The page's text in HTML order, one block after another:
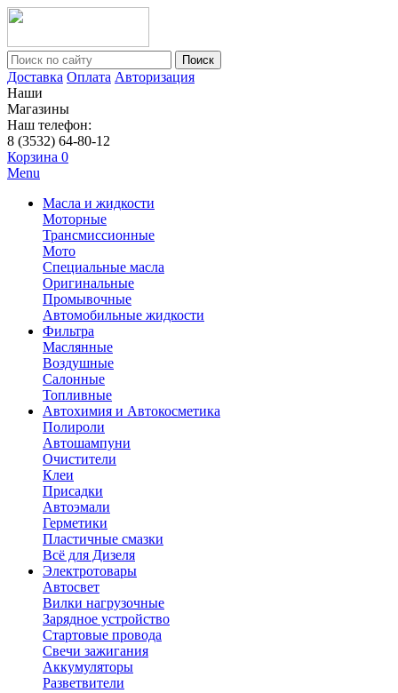
Поиск
Доставка Оплата Авторизация
Наши
Магазины
Наш телефон:
8 (3532) 64-80-12
Корзина 0
Menu
Масла и жидкости
Моторные
Трансмиссионные
Мото
Специальные масла
Оригинальные
Промывочные
Автомобильные жидкости
Фильтра
Маслянные
Воздушные
Салонные
Топливные
Автохимия и Автокосметика
Полироли
Автошампуни
Очистители
Клеи
Присадки
Автоэмали
Герметики
Пластичные смазки
Всё для Дизеля
Электротовары
Автосвет
Вилки нагрузочные
Зарядное устройство
Стартовые провода
Свечи зажигания
Аккумуляторы
Разветвители